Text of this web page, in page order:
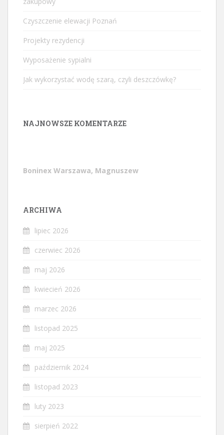
Czyszczenie elewacji Poznań
Projekty rezydencji
Wyposażenie sypialni
Jak wykorzystać wodę szarą, czyli deszczówkę?
NAJNOWSZE KOMENTARZE
Boninex Warszawa, Magnuszew
ARCHIWA
lipiec 2026
czerwiec 2026
maj 2026
kwiecień 2026
marzec 2026
listopad 2025
maj 2025
październik 2024
listopad 2023
luty 2023
sierpień 2022